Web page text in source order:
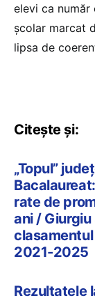
elevi ca număr
școlar marcat
lipsa de
Citește și:
„Topul”
rate de
ani /
2021-2025
Rezultatele